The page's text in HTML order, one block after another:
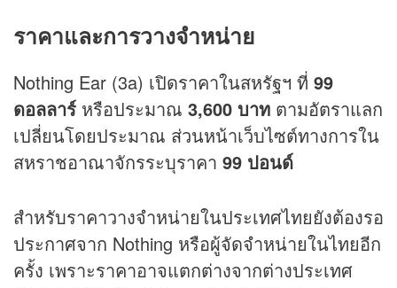
ราคาและการวางจำหน่าย
Nothing Ear (3a) เปิดราคาในสหรัฐฯ ที่ 99
ดอลลาร์ หรือประมาณ 3,600 บาท ตามอัตราแลก
เปลี่ยนโดยประมาณ ส่วนหน้าเว็บไซต์ทางการใน
สหราชอาณาจักรระบุราคา 99 ปอนด์
สำหรับราคาวางจำหน่ายในประเทศไทยยังต้องรอ
ประกาศจาก Nothing หรือผู้จัดจำหน่ายในไทยอีก
ครั้ง เพราะราคาอาจแตกต่างจากต่างประเทศ